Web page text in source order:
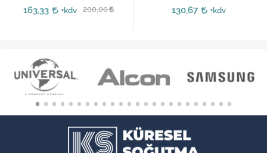
00605003, 00610682, 00610147
163,33 +kdv 200,00 130,67 +kdv